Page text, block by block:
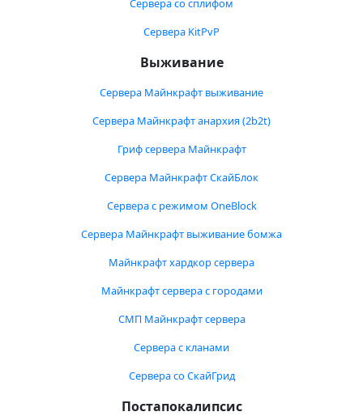
Сервера со сплифом
Сервера KitPvP
Выживание
Сервера Майнкрафт выживание
Сервера Майнкрафт анархия (2b2t)
Гриф сервера Майнкрафт
Сервера Майнкрафт СкайБлок
Сервера с режимом OneBlock
Сервера Майнкрафт выживание бомжа
Майнкрафт хардкор сервера
Майнкрафт сервера с городами
СМП Майнкрафт сервера
Сервера с кланами
Сервера со СкайГрид
Постапокалипсис